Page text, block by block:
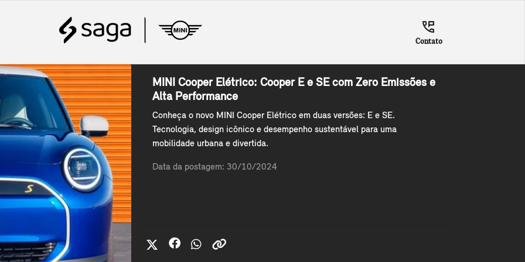
Contato
MINI Cooper Elétrico: Cooper E e SE com Zero Emissões e
Alta Performance
Conheça o novo MINI Cooper Elétrico em duas versões: E e SE.
Tecnologia, design icônico e desempenho sustentável para uma
mobilidade urbana e divertida.
Data da postagem: 30/10/2024